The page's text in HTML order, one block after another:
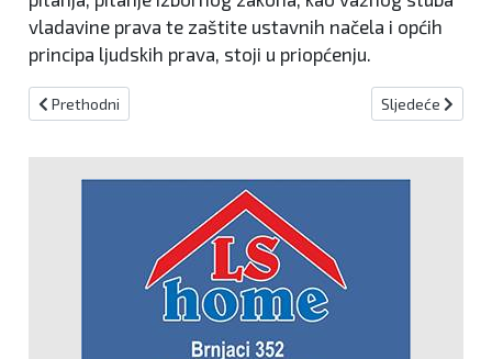
vladavine prava te zaštite ustavnih načela i općih
principa ljudskih prava, stoji u priopćenju.
Prethodni članak: BEZ IJEDNOG HRVATA Koalicija bošnjačkih
Prethodni Sljedeći
Sljedeće